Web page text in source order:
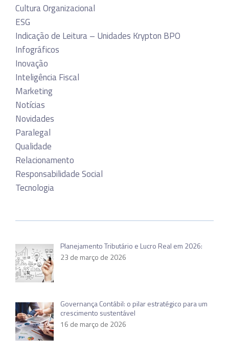
Cultura Organizacional
ESG
Indicação de Leitura – Unidades Krypton BPO
Infográficos
Inovação
Inteligência Fiscal
Marketing
Notícias
Novidades
Paralegal
Qualidade
Relacionamento
Responsabilidade Social
Tecnologia
Planejamento Tributário e Lucro Real em 2026:
23 de março de 2026
Governança Contábil: o pilar estratégico para um
crescimento sustentável
16 de março de 2026